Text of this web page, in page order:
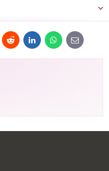
RedditLinkedInWhatsApp
E-
mail